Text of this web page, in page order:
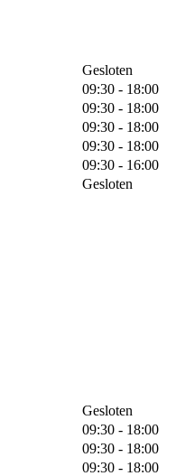
Gesloten
09:30 - 18:00
09:30 - 18:00
09:30 - 18:00
09:30 - 18:00
09:30 - 16:00
Gesloten
Gesloten
09:30 - 18:00
09:30 - 18:00
09:30 - 18:00